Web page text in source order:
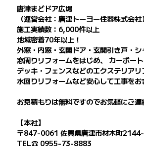
唐津まどドア広場
（運営会社：唐津トーヨー住器株式会社）
施工実績数：6,000件以上
地域密着70年以上！
外窓・内窓・玄関ドア・玄関引き戸・
窓周りリフォームをはじめ、 カーポー
デッキ・フェンスなどのエクステリア
水回りリフォームなど安心して工事をお
お見積もりは無料ですのでお気軽にご連
【本社】
〒847-0061 佐賀県唐津市材木町
TEL☎ 0955-73-8883